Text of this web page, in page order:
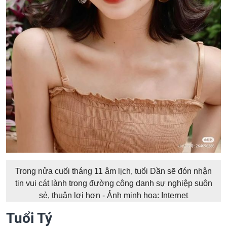
Trong nửa cuối tháng 11 âm lịch, tuổi Dần sẽ đón nhận
tin vui cát lành trong đường công danh sự nghiệp suôn
sẻ, thuận lợi hơn - Ảnh minh họa: Internet
Tuổi Tý